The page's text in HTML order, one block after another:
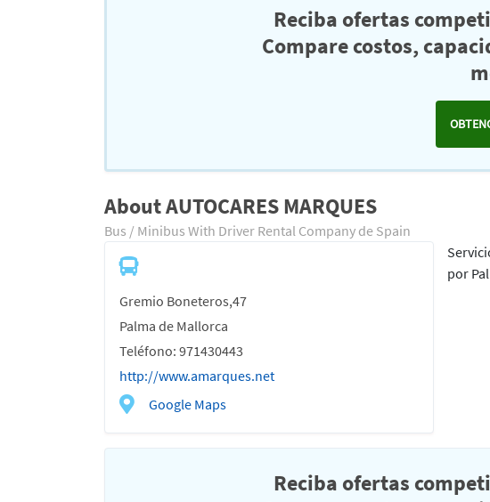
Reciba ofertas
Compare costos,
About AUTOCARES MARQUES
Bus / Minibus With Driver Rental Company de Spain
Gremio Boneteros,47
Palma de Mallorca
Teléfono: 971430443
http://www.amarques.net
Google Maps
por
Reciba ofertas